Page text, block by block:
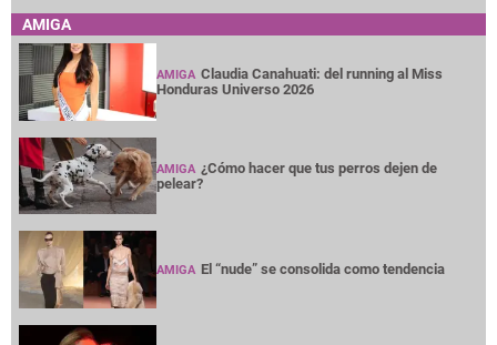
AMIGA
AMIGA Claudia Canahuati: del running al Miss
Honduras Universo 2026
AMIGA ¿Cómo hacer que tus perros dejen de
pelear?
AMIGA El “nude” se consolida como tendencia